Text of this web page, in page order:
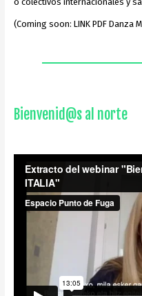
(Coming soon: LINK PDF Danza
Bienvenid@s al norte